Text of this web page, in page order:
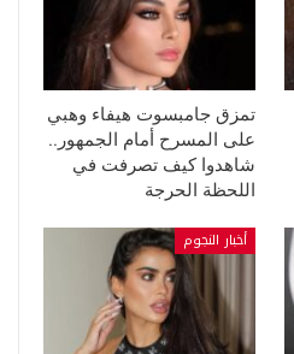
تمزق جامبسوت هيفاء وهبي
على المسرح أمام الجمهور..
شاهدوا كيف تصرفت في
اللحظة الحرجة
أخبار النجوم